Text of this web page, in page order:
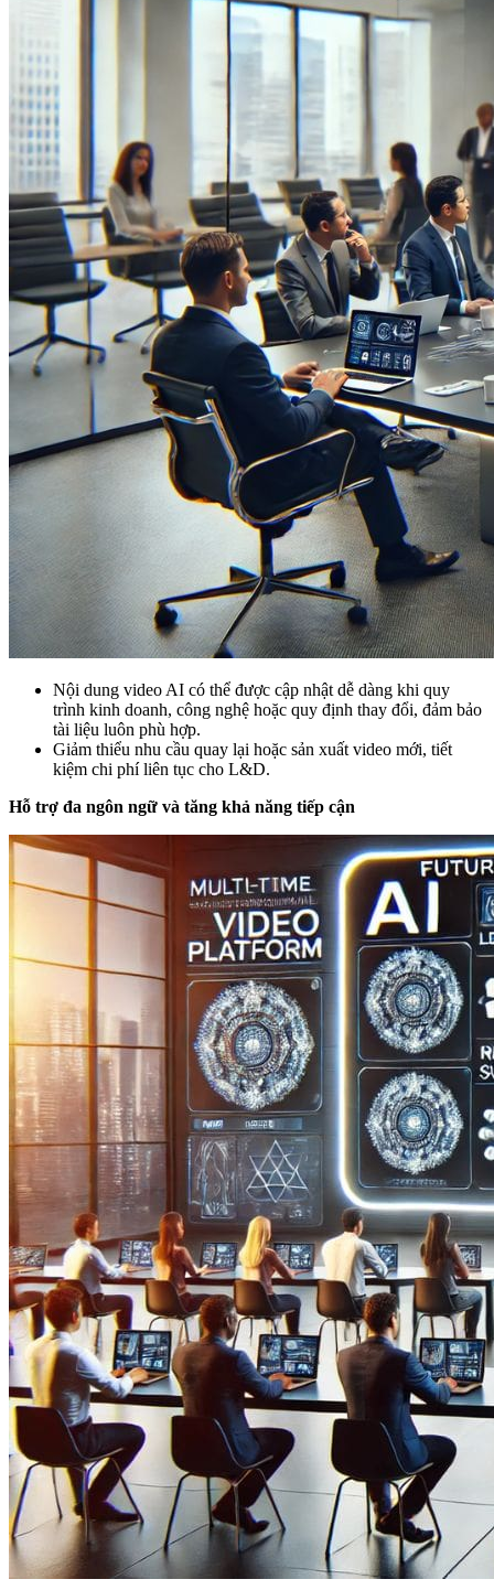
Nội dung video AI có thể được cập nhật dễ dàng khi quy
trình kinh doanh, công nghệ hoặc quy định thay đổi, đảm bảo
tài liệu luôn phù hợp.
Giảm thiểu nhu cầu quay lại hoặc sản xuất video mới, tiết
kiệm chi phí liên tục cho L&D.
Hỗ trợ đa ngôn ngữ và tăng khả năng tiếp cận